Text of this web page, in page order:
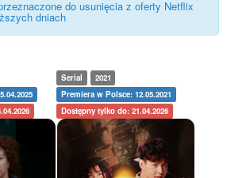
do usunięcia z oferty Netflix
dniach
Serial
2021
Premiera w Polsce: 12.05.2021
Dostępny tylko do: 21.04.2026